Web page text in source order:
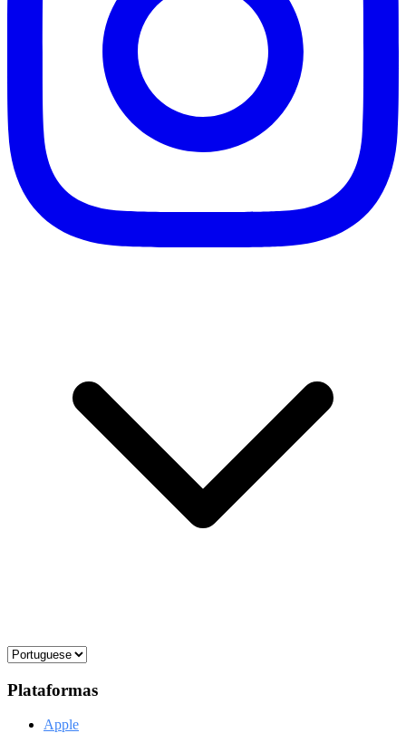
Plataformas
Apple